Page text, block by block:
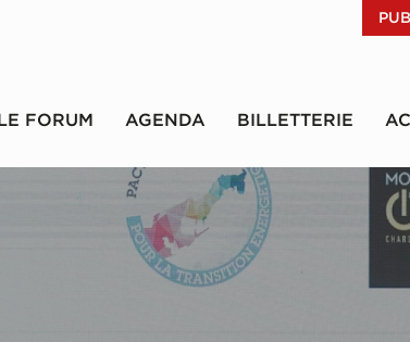
FORUM AGENDA BILLETTERIE